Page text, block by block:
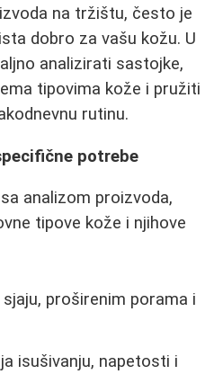
na tržištu, često je
dobro za vašu kožu. U
analizirati sastojke,
tipovima kože i pružiti
rutinu.
potrebe
analizom proizvoda,
tipove kože i njihove
proširenim porama i
isušivanju, napetosti i